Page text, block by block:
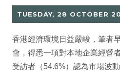
TUESDAY, 28 OCTOBER
香港經濟環境日益嚴峻，筆者
會，得悉一項對本地企業經營
受訪者（54.6%）認為市場波